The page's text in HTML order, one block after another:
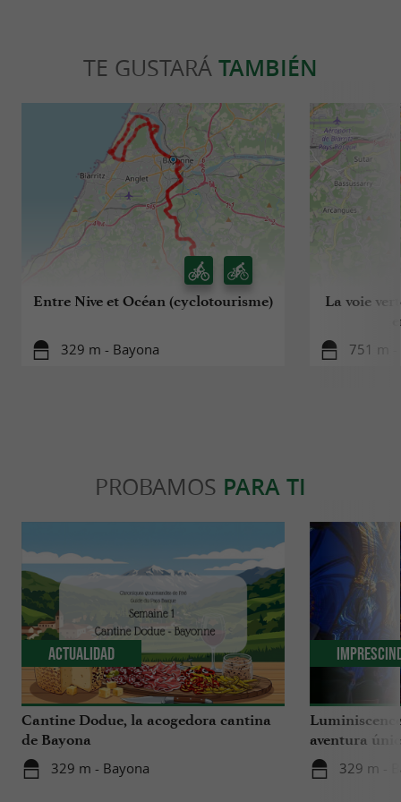
TE GUSTARÁ TAMBIÉN
Entre Nive et Océan (cyclotourisme)
329 m - Bayona
La voie
751 m -
PROBAMOS PARA TI
Cantine Dodue, la acogedora cantina
de Bayona
329 m - Bayona
Actualidad
aventura
catedral de
329 m -